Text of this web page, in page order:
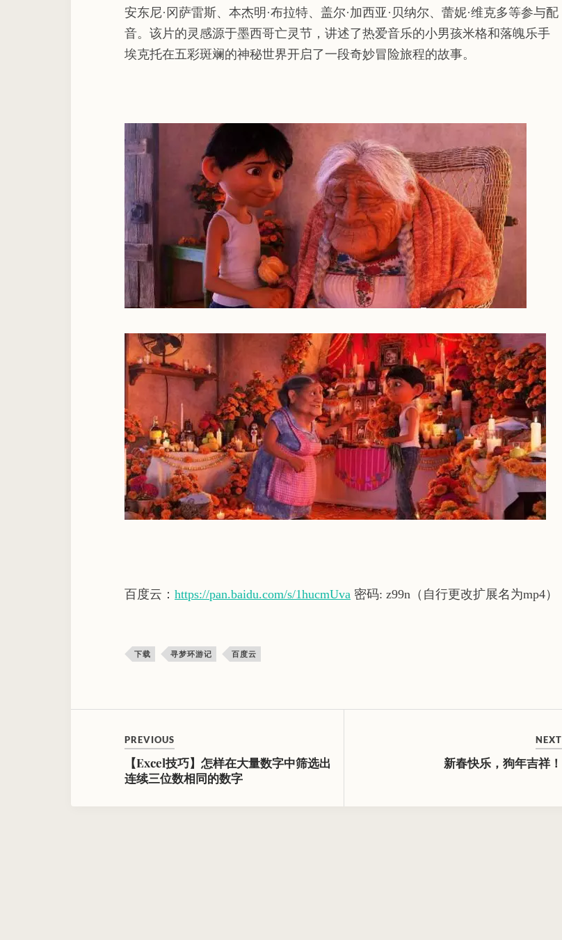
安东尼·冈萨雷斯、本杰明·布拉特、盖尔·加西亚·贝纳尔、蕾妮·维克多等参与配
音。该片的灵感源于墨西哥亡灵节，讲述了热爱音乐的小男孩米格和落魄乐手
埃克托在五彩斑斓的神秘世界开启了一段奇妙冒险旅程的故事。
百度云：https://pan.baidu.com/s/1hucmUva 密码: z99n（自行更改扩展名为mp4）
下载 寻梦环游记 百度云
PREVIOUS
【Excel技巧】怎样在大量数字中筛选出
连续三位数相同的数字
NEXT
新春快乐，狗年吉祥！